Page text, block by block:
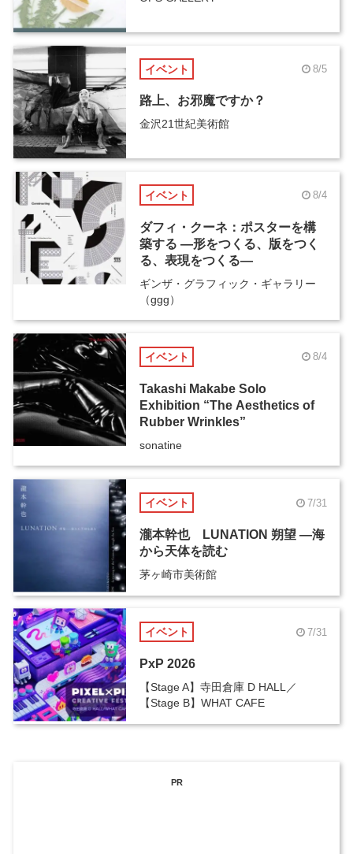
イベント 8/5
路上、お邪魔ですか？
金沢21世紀美術館
イベント 8/4
ダフィ・クーネ：ポスターを構
築する ―形をつくる、版をつく
る、表現をつくる―
ギンザ・グラフィック・ギャラリー
（ggg）
イベント 8/4
Takashi Makabe Solo
Exhibition “The Aesthetics of
Rubber Wrinkles”
sonatine
イベント 7/31
瀧本幹也 LUNATION 朔望 ―海
から天体を読む
茅ヶ崎市美術館
イベント 7/31
PxP 2026
【Stage A】寺田倉庫 D HALL／
【Stage B】WHAT CAFE
PR